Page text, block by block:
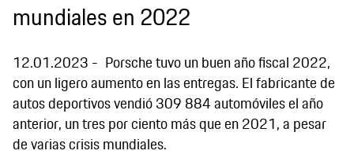
mundiales en 2022
12.01.2023
Porsche tuvo un buen año fiscal 2022,
con un ligero aumento en las entregas. El fabricante de
autos deportivos vendió 309 884 automóviles el año
anterior, un tres por ciento más que en 2021, a pesar
de varias crisis mundiales.